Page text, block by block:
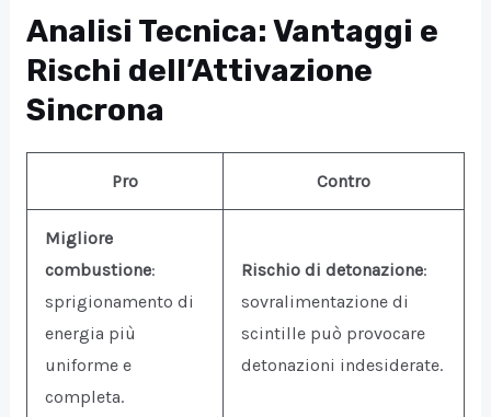
Analisi Tecnica: Vantaggi e
Rischi dell’Attivazione
Sincrona
Pro Contro
Migliore
combustione:
sprigionamento di
energia più
uniforme e
completa.
Rischio di detonazione:
sovralimentazione di
scintille può provocare
detonazioni indesiderate.